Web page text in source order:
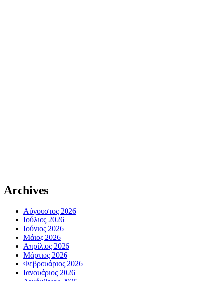
Archives
Αύγουστος 2026
Ιούλιος 2026
Ιούνιος 2026
Μάιος 2026
Απρίλιος 2026
Μάρτιος 2026
Φεβρουάριος 2026
Ιανουάριος 2026